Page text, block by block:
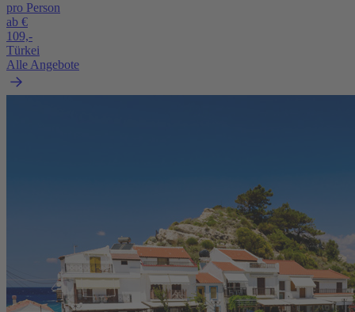
pro Person
ab €
109,-
Türkei
Alle Angebote